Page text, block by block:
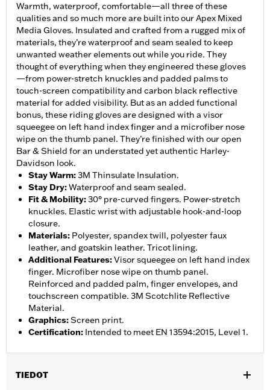
Warmth, waterproof, comfortable—all three of these
qualities and so much more are built into our Apex Mixed
Media Gloves. Insulated and crafted from a rugged mix of
materials, they’re waterproof and seam sealed to keep
unwanted weather elements out while you ride. They
thought of everything when they engineered these gloves
—from power-stretch knuckles and padded palms to
touch-screen compatibility and carbon black reflective
material for added visibility. But as an added functional
bonus, these riding gloves are designed with a visor
squeegee on left hand index finger and a microfiber nose
wipe on the thumb panel. They’re finished with our open
Bar & Shield for an understated yet authentic Harley-
Davidson look.
Stay Warm:3M Thinsulate Insulation.
Stay Dry:Waterproof and seam sealed.
Fit & Mobility:30° pre-curved fingers. Power-stretch
knuckles. Elastic wrist with adjustable hook-and-loop
closure.
Materials: Polyester, spandex twill, polyester faux
leather, and goatskin leather. Tricot lining.
Additional Features:Visor squeegee on left hand index
finger. Microfiber nose wipe on thumb panel.
Reinforced and padded palm, finger envelopes, and
touchscreen compatible. 3M Scotchlite Reflective
Material.
Graphics:Screen print.
Certification: Intended to meet EN 13594:2015, Level 1.
TIEDOT